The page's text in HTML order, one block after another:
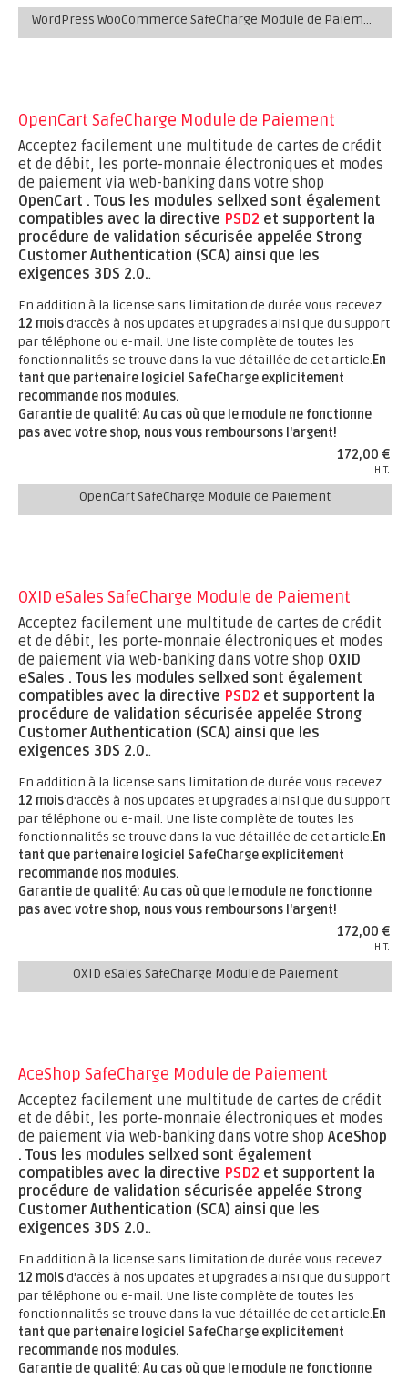
WordPress WooCommerce SafeCharge Module de Paiement
OpenCart SafeCharge Module de Paiement
Acceptez facilement une multitude de cartes de crédit
et de débit, les porte-monnaie électroniques et modes
de paiement via web-banking dans votre shop
OpenCart . Tous les modules sellxed sont également
compatibles avec la directive PSD2 et supportent la
procédure de validation sécurisée appelée Strong
Customer Authentication (SCA) ainsi que les
exigences 3DS 2.0..
En addition à la license sans limitation de durée vous recevez
12 moisd'accès à nos updates et upgrades ainsi que du support
par téléphone ou e-mail. Une liste complète de toutes les
fonctionnalités se trouve dans la vue détaillée de cet article.En
tant que partenaire logiciel SafeCharge explicitement
recommande nos modules.
Garantie de qualité: Au cas où que le module ne fonctionne
pas avec votre shop, nous vous remboursons l'argent!
172,00 €
H.T.
OpenCart SafeCharge Module de Paiement
OXID eSales SafeCharge Module de Paiement
Acceptez facilement une multitude de cartes de crédit
et de débit, les porte-monnaie électroniques et modes
de paiement via web-banking dans votre shop OXID
eSales . Tous les modules sellxed sont également
compatibles avec la directive PSD2 et supportent la
procédure de validation sécurisée appelée Strong
Customer Authentication (SCA) ainsi que les
exigences 3DS 2.0..
En addition à la license sans limitation de durée vous recevez
12 moisd'accès à nos updates et upgrades ainsi que du support
par téléphone ou e-mail. Une liste complète de toutes les
fonctionnalités se trouve dans la vue détaillée de cet article.En
tant que partenaire logiciel SafeCharge explicitement
recommande nos modules.
Garantie de qualité: Au cas où que le module ne fonctionne
pas avec votre shop, nous vous remboursons l'argent!
172,00 €
H.T.
OXID eSales SafeCharge Module de Paiement
AceShop SafeCharge Module de Paiement
Acceptez facilement une multitude de cartes de crédit
et de débit, les porte-monnaie électroniques et modes
de paiement via web-banking dans votre shop AceShop
. Tous les modules sellxed sont également
compatibles avec la directive PSD2 et supportent la
procédure de validation sécurisée appelée Strong
Customer Authentication (SCA) ainsi que les
exigences 3DS 2.0..
En addition à la license sans limitation de durée vous recevez
12 moisd'accès à nos updates et upgrades ainsi que du support
par téléphone ou e-mail. Une liste complète de toutes les
fonctionnalités se trouve dans la vue détaillée de cet article.En
tant que partenaire logiciel SafeCharge explicitement
recommande nos modules.
Garantie de qualité: Au cas où que le module ne fonctionne